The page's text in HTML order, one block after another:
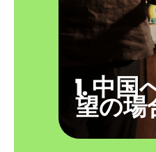
1. 中国
望の場